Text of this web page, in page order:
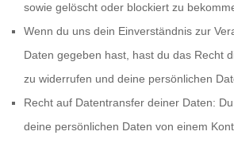
sowie gelöscht oder blockiert zu
Wenn du uns dein Einverständnis zur
Daten gegeben hast, hast du das Recht
zu widerrufen und deine persönlichen
Recht auf Datentransfer deiner Daten:
deine persönlichen Daten von einem